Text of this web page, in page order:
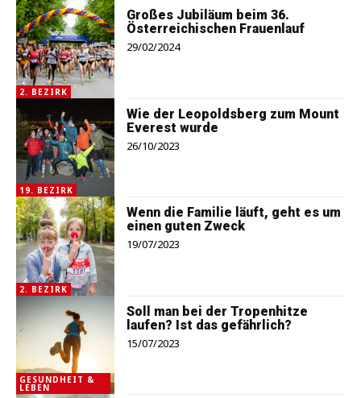
2. BEZIRK
Großes Jubiläum beim 36.
Österreichischen Frauenlauf
29/02/2024
19. BEZIRK
Wie der Leopoldsberg zum Mount
Everest wurde
26/10/2023
2. BEZIRK
Wenn die Familie läuft, geht es um
einen guten Zweck
19/07/2023
GESUNDHEIT &
LEBEN
Soll man bei der Tropenhitze
laufen? Ist das gefährlich?
15/07/2023